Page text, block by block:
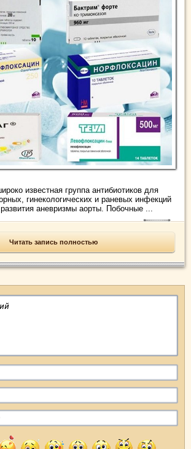
известная группа антибиотиков для
гинекологических и раневых инфекций
аневризмы аорты. Побочные ...
Читать запись полностью